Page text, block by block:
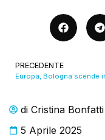
di Cristina Bonfatti
5 Aprile 2025
PRECEDENTE